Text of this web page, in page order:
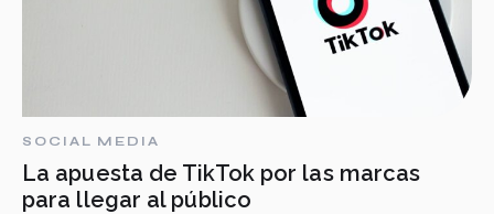
SOCIAL MEDIA
La apuesta de TikTok por las marcas
para llegar al público